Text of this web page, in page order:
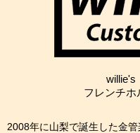
willie's
フレンチホ
2008年に山梨で誕生した金